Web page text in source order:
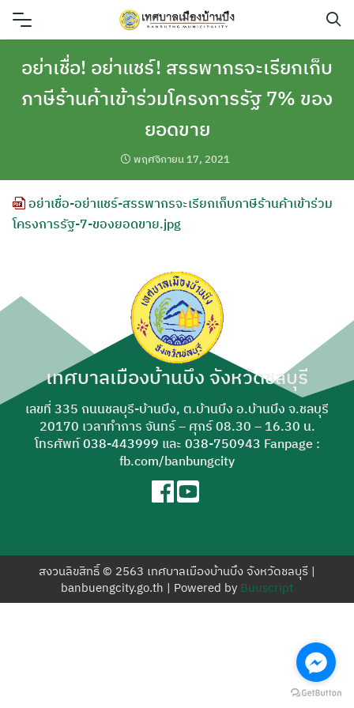
Skip
สำหรับ:
อย่าเชื่อ! อย่าแชร์! สรรพากรจะเรียกเก็บ
ภาษีร้านค้าเข้าร่วมโครงการรัฐ 7% ของ
ยอดขาย
พฤศจิกายน 17, 2021
อย่าเชื่อ-อย่าแชร์-สรรพากรจะเรียกเก็บภาษีร้านค้าเข้าร่วม
โครงการรัฐ-7-ของยอดขาย.jpg
เทศบาลเมืองบ้านบึง จังหวัดชลบุรี
เลขที่ 335 ถนนชลบุรี-บ้านบึง, ต.บ้านบึง อ.บ้านบึง จ.ชลบุรี
20170 เวลาทำการ จันทร์ – ศุกร์ 08.30 – 16.30 น.
โทรศัพท์038-443999 และ 038-750943 Fanpage :
fb.com/banbungcity
สงวนลิขสิทธิ์ © 2563 เทศบาลเมืองบ้านบึง จังหวัดชลบุรี |
banbuengcity.go.th | Powered by Buuscript